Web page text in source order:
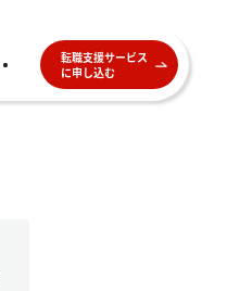
転職支援サービス
に申し込む